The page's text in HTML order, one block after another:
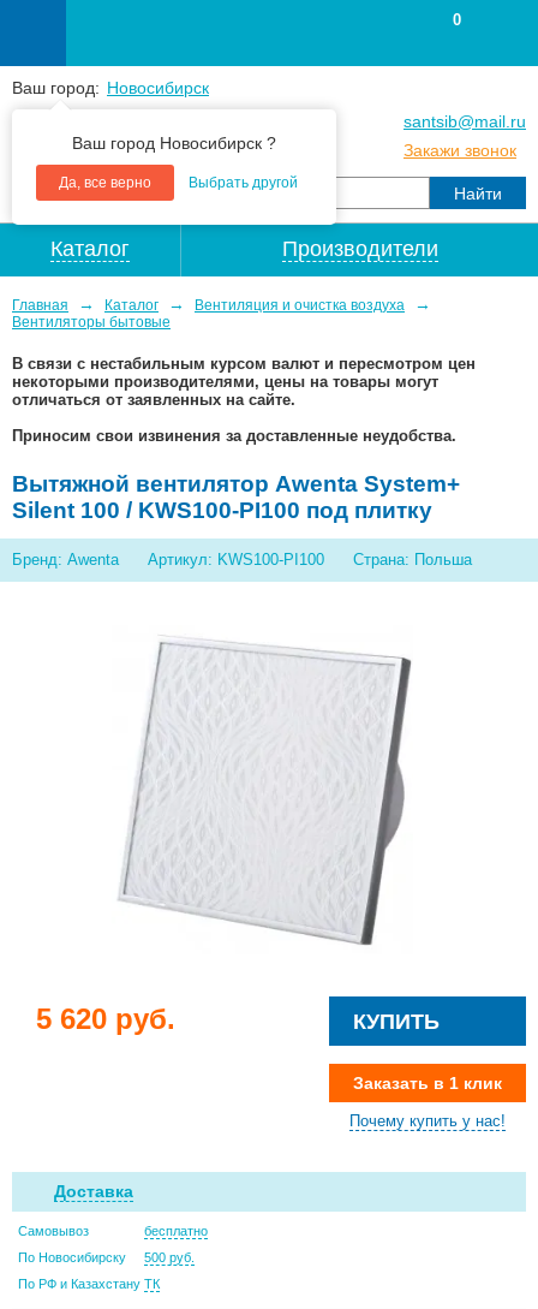
Ваш город: Новосибирск
Ваш город Новосибирск ?
Да, все верно Выбрать другой
+7(383) 213 79 30
santsib@mail.ru
Закажи звонок
0
Каталог Производители
Главная → Каталог → Вентиляция и очистка воздуха →
Вентиляторы бытовые
В связи с нестабильным курсом валют и пересмотром цен
некоторыми производителями, цены на товары могут
отличаться от заявленных на сайте.
Приносим свои извинения за доставленные неудобства.
Вытяжной вентилятор Awenta System+
Silent 100 / KWS100-PI100 под плитку
Бренд: Awenta Артикул: KWS100-PI100 Страна: Польша
5 620 руб. КУПИТЬ
Заказать в 1 клик
Почему купить у нас!
Доставка
Самовывоз
бесплатно
По Новосибирску
500 руб.
По РФ и Казахстану ТК